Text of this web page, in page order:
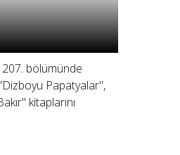
bölümünde
Papatyalar",
kitaplarını